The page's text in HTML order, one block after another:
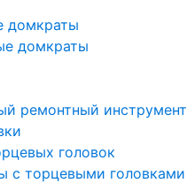
домкраты
домкраты
ремонтный инструмент
головок
с торцевыми головками